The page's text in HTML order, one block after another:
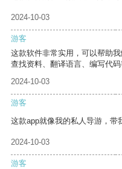
2024-10-03
游客
这款软件非常实用，可以帮助
查找资料、翻译语言、编写代码
2024-10-03
游客
这款app就像我的私人导游，带
2024-10-03
游客